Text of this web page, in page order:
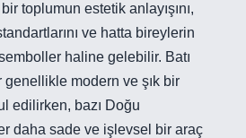
toplumun estetik anlayışını,
ve hatta bireylerin
haline gelebilir. Batı
modern ve şık bir
edilirken, bazı Doğu
daha sade ve işlevsel bir araç